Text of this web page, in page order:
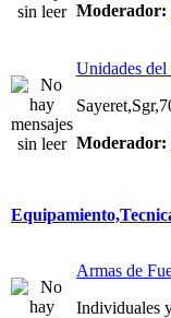
Moderador:
Unidades
Moderador:
Armas de
Individuales